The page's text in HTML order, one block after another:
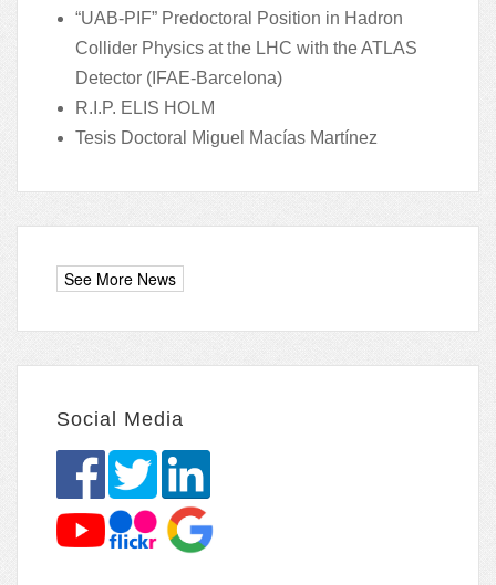
“UAB-PIF” Predoctoral Position in Hadron
Collider Physics at the LHC with the ATLAS
Detector (IFAE-Barcelona)
R.I.P. ELIS HOLM
Tesis Doctoral Miguel Macías Martínez
Social Media